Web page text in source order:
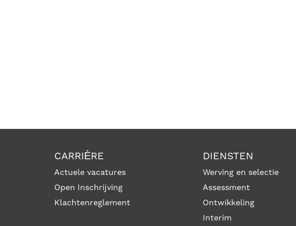
CARRIÈRE
Actuele vacatures
Open Inschrijving
Klachtenreglement
DIENSTEN
Werving en selectie
Assessment
Ontwikkeling
Interim